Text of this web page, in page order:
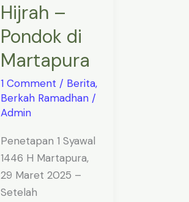
Hijrah –
Pondok di
Martapura
1 Comment / Berita,
Berkah Ramadhan/
Admin
Penetapan 1 Syawal
1446 H Martapura,
29 Maret 2025 –
Setelah
Pondok
di
Martapura